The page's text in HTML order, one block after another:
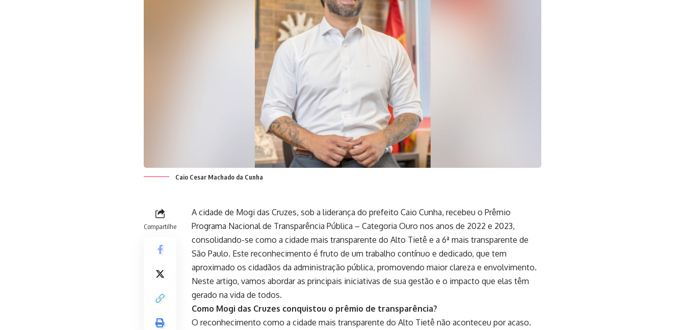
Caio Cesar Machado da Cunha
Compartilhe
A cidade de Mogi das Cruzes, sob a liderança do prefeito Caio Cunha, recebeu o Prêmio
Programa Nacional de Transparência Pública – Categoria Ouro nos anos de 2022 e 2023,
consolidando-se como a cidade mais transparente do Alto Tietê e a 6ª mais transparente de
São Paulo. Este reconhecimento é fruto de um trabalho contínuo e dedicado, que tem
aproximado os cidadãos da administração pública, promovendo maior clareza e envolvimento.
Neste artigo, vamos abordar as principais iniciativas de sua gestão e o impacto que elas têm
gerado na vida de todos.
Como Mogi das Cruzes conquistou o prêmio de transparência?
O reconhecimento como a cidade mais transparente do Alto Tietê não aconteceu por acaso.